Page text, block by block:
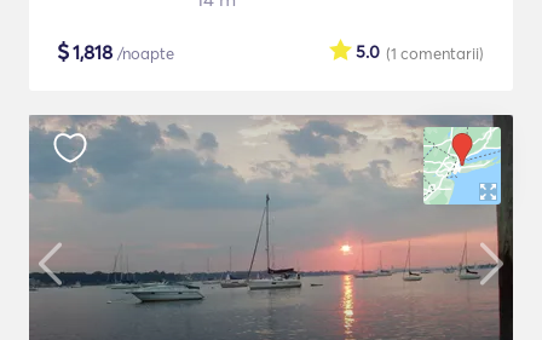
$1,818 /noapte (1 comentarii)
5.0